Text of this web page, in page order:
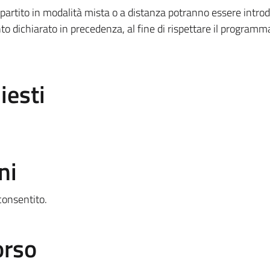
in modalità mista o a distanza potranno essere
dichiarato in precedenza, al fine di rispettare il